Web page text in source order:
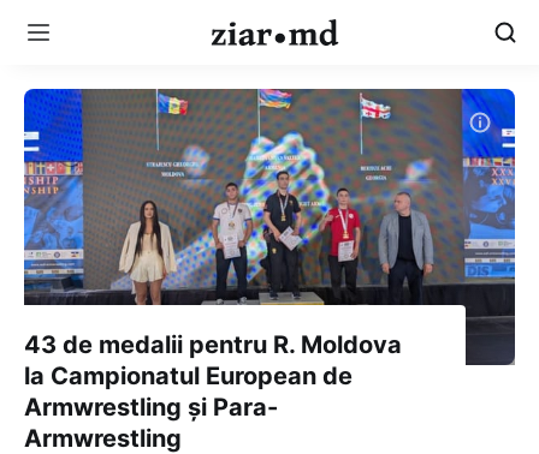
43 de medalii pentru R. Moldova
la Campionatul European de
Armwrestling și Para-
Armwrestling